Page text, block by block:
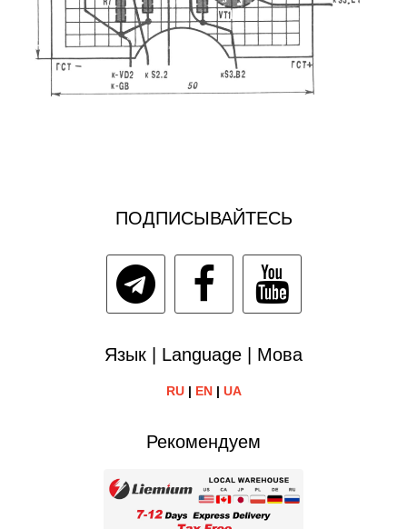
ПОДПИСЫВАЙТЕСЬ
Язык | Language | Мова
RU| EN| UA
Рекомендуем